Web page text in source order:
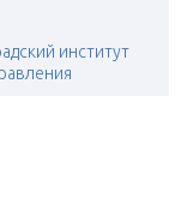
институт